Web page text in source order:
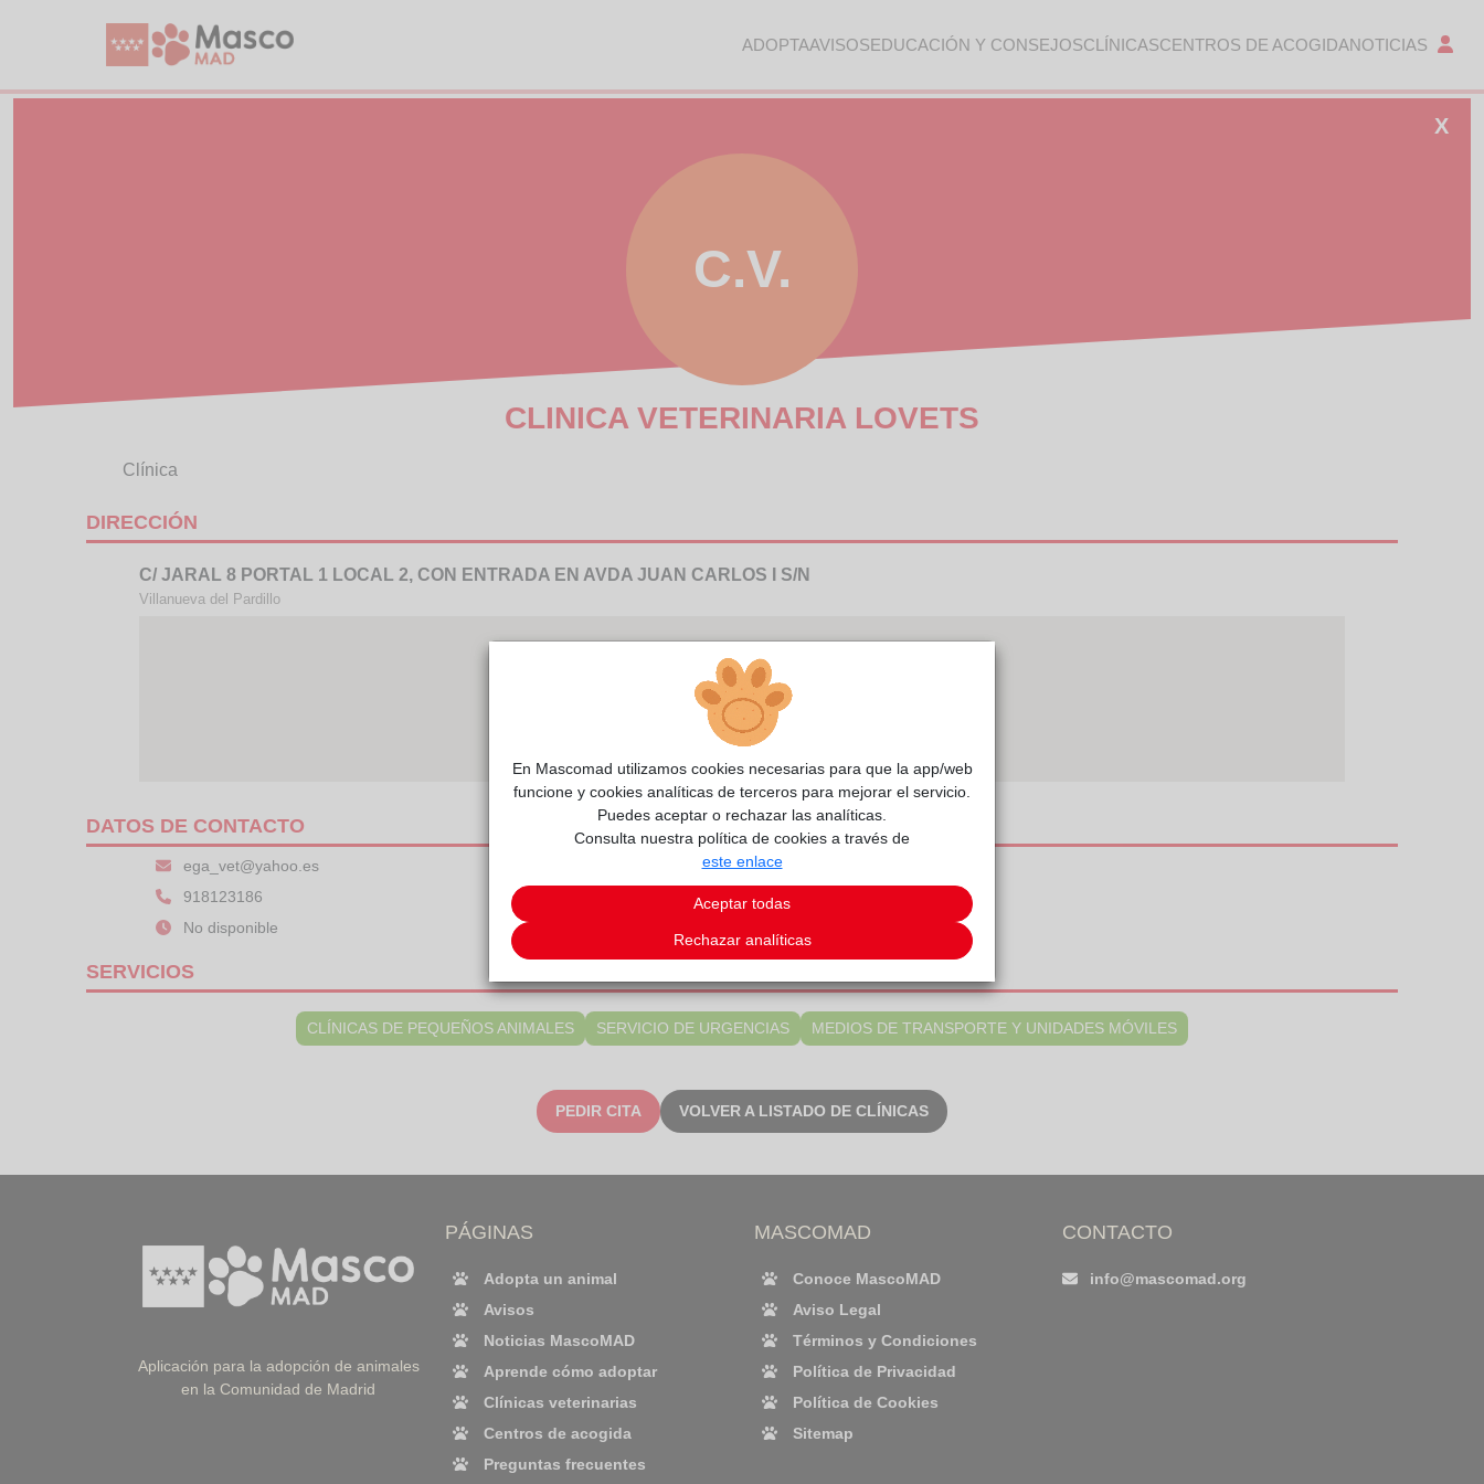
ADOPTAAVISOSEDUCACIÓN Y CONSEJOSCLÍNICASCENTROS DE ACOGIDANOTICIAS
X
C.V.
CLINICA VETERINARIA LOVETS
Clínica
DIRECCIÓN
C/ JARAL 8 PORTAL 1 LOCAL 2, CON ENTRADA EN AVDA JUAN CARLOS I S/N
Villanueva del Pardillo
DATOS DE CONTACTO
ega_vet@yahoo.es
918123186
No disponible
SERVICIOS
CLÍNICAS DE PEQUEÑOS ANIMALES SERVICIO DE URGENCIAS MEDIOS DE TRANSPORTE Y UNIDADES MÓVILES
PEDIR CITA VOLVER A LISTADO DE CLÍNICAS
Aplicación para la adopción de animales
en la Comunidad de Madrid
PÁGINAS
Adopta un animal
Avisos
Noticias MascoMAD
Aprende cómo adoptar
Clínicas veterinarias
Centros de acogida
Preguntas frecuentes
MASCOMAD
Conoce MascoMAD
Aviso Legal
Términos y Condiciones
Política de Privacidad
Política de Cookies
Sitemap
CONTACTO
info@mascomad.org
En Mascomad utilizamos cookies necesarias para que la app/web
funcione y cookies analíticas de terceros para mejorar el servicio.
Puedes aceptar o rechazar las analíticas.
Consulta nuestra política de cookies a través de
este enlace
Aceptar todas
Rechazar analíticas